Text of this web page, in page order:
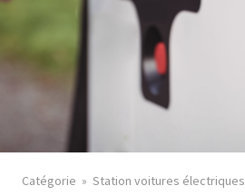
Catégorie Station voitures électriques